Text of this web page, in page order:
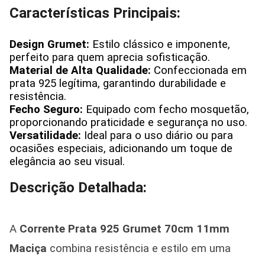
Características Principais:
Design Grumet: Estilo clássico e imponente,
perfeito para quem aprecia sofisticação.
Material de Alta Qualidade: Confeccionada em
prata 925 legítima, garantindo durabilidade e
resistência.
Fecho Seguro: Equipado com fecho mosquetão,
proporcionando praticidade e segurança no uso.
Versatilidade: Ideal para o uso diário ou para
ocasiões especiais, adicionando um toque de
elegância ao seu visual.
Descrição Detalhada:
A Corrente Prata 925 Grumet 70cm 11mm
Maciça combina resistência e estilo em uma